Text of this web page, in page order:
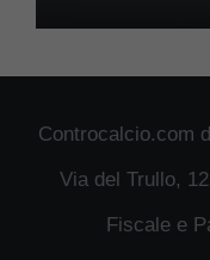
Controcalcio.com
Via del Trullo,
Fiscale e